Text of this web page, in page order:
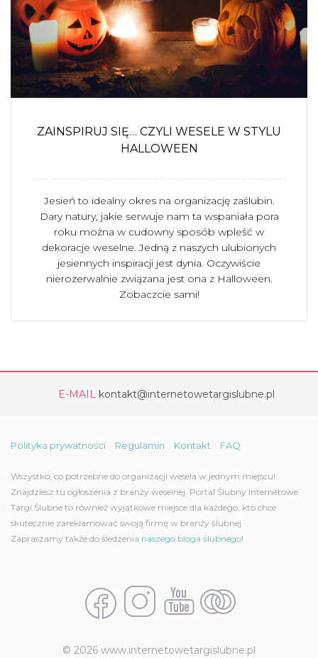
ZAINSPIRUJ SIĘ… CZYLI WESELE W STYLU
HALLOWEEN
Jesień to idealny okres na organizację zaślubin.
Dary natury, jakie serwuje nam ta wspaniała pora
roku można w cudowny sposób wpleść w
dekoracje weselne. Jedną z naszych ulubionych
jesiennych inspiracji jest dynia. Oczywiście
nierozerwalnie związana jest ona z Halloween.
Zobaczcie sami!
E-MAIL kontakt@internetowetargislubne.pl
Polityka prywatności Regulamin Kontakt FAQ
Wszystko, co potrzebne do organizacji wesela w jednym miejscu!
Znajdziesz tu ogłoszenia z branży weselnej. Portal Ślubny Internetowe
Targi Ślubne to również wyjątkowe miejsce dla każdego, kto chce
skutecznie zareklamować swoją firmę w branży ślubnej.
Zapraszamy także do śledzenia naszego bloga ślubnego!
© 2026 www.internetowetargislubne.pl